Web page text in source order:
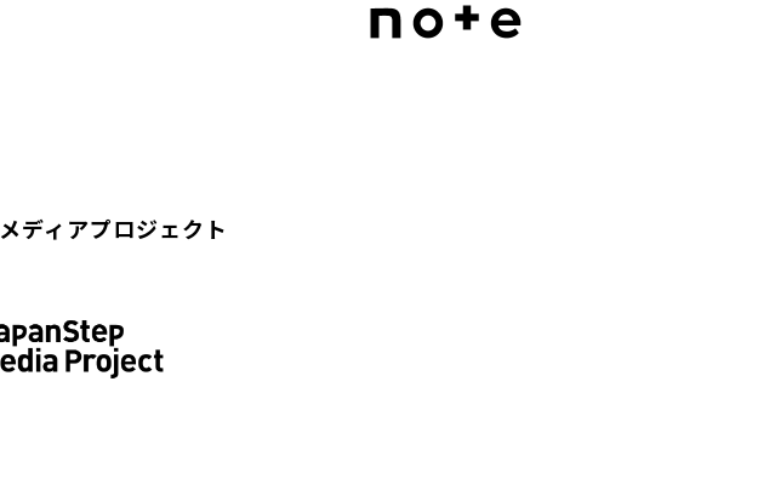
メディアプロジェクト